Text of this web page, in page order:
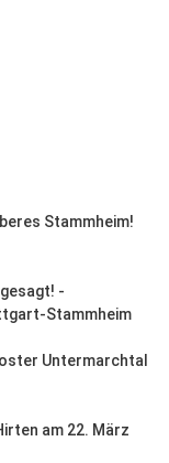
Stammheim!
-
Stammheim
Untermarchtal
am 22. März